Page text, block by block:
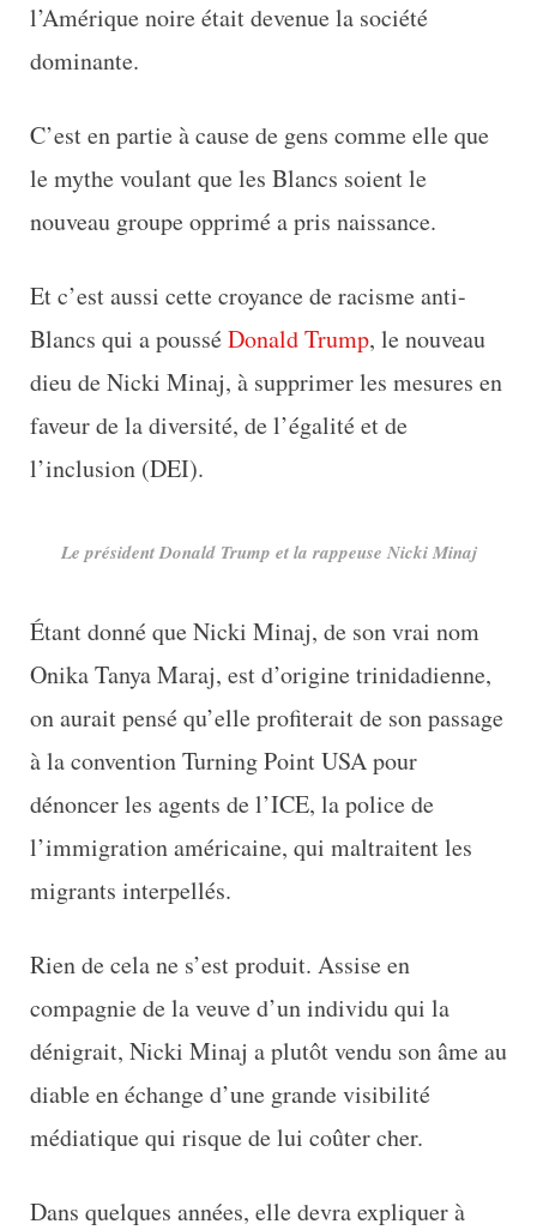
l’Amérique noire était devenue la société
dominante.
C’est en partie à cause de gens comme elle que
le mythe voulant que les Blancs soient le
nouveau groupe opprimé a pris naissance.
Et c’est aussi cette croyance de racisme anti-
Blancs qui a pousséDonald Trump, le nouveau
dieu de Nicki Minaj, à supprimer les mesures en
faveur de la diversité, de l’égalité et de
l’inclusion (DEI).
Le président Donald Trump et la rappeuse Nicki Minaj
Étant donné que Nicki Minaj, de son vrai nom
Onika Tanya Maraj, est d’origine trinidadienne,
on aurait pensé qu’elle profiterait de son passage
à la convention Turning Point USA pour
dénoncer les agents de l’ICE, la police de
l’immigration américaine, qui maltraitent les
migrants interpellés.
Rien de cela ne s’est produit. Assise en
compagnie de la veuve d’un individu qui la
dénigrait, Nicki Minaj a plutôt vendu son âme au
diable en échange d’une grande visibilité
médiatique qui risque de lui coûter cher.
Dans quelques années, elle devra expliquer à